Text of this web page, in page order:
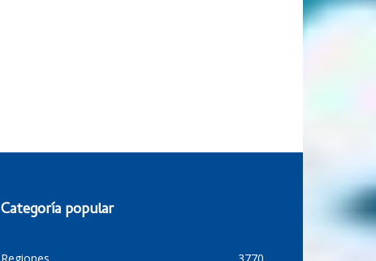
Categoría popular